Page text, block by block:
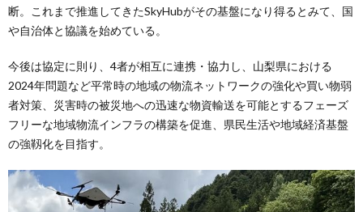
断。これまで推進してきたSkyHubがその基盤になり得るとみて、国
や自治体と協議を始めている。
今後は協定に則り、4者が相互に連携・協力し、山梨県における
2024年問題など平常時の地域の物流ネットワークの強化や買い物弱
者対策、災害時の被災地への迅速な物資輸送を可能とするフェーズ
フリーな地域物流インフラの構築を促進、県民生活や地域経済基盤
の強靱化を目指す。